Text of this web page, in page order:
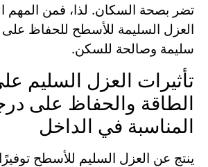
تضر بصحة السكان. لذا، فمن المهم
العزل السليمة للأسطح للحفاظ على
سليمة وصالحة للسكن.
تأثيرات العزل السليم
الطاقة والحفاظ على
المناسبة في الداخل
ينتج عن العزل السليم للأسطح